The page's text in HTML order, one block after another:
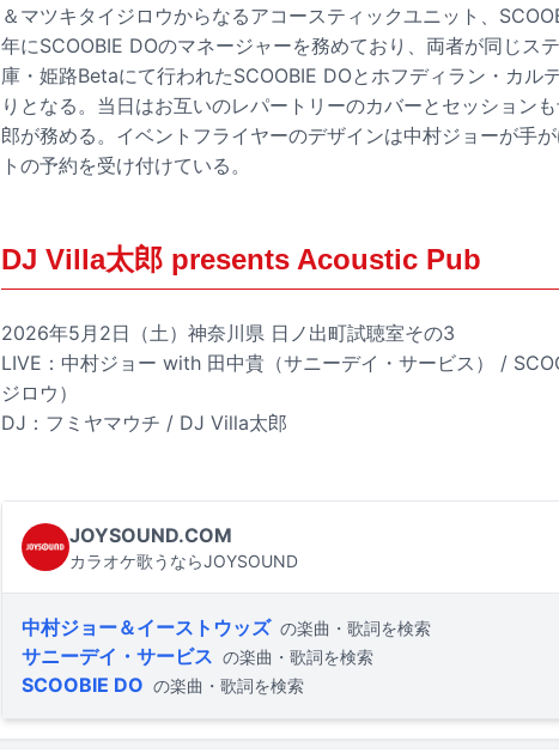
＆マツキタイジロウからなるアコースティックユニット、
年にSCOOBIE DOのマネージャーを務めており、両者が同じス
庫・姫路Betaにて行われたSCOOBIE DOとホフディラン・カル
りとなる。当日はお互いのレパートリーのカバーとセッション
郎が務める。イベントフライヤーのデザインは中村ジョーが手
トの予約を受け付けている。
DJ Villa太郎 presents Acoustic Pub
2026年5月2日（土）神奈川県 日ノ出町試聴室その3
LIVE：中村ジョー with 田中貴（サニーデイ・サービス） /
ジロウ）
DJ：フミヤマウチ / DJ Villa太郎
JOYSOUND.COM
カラオケ歌うならJOYSOUND
中村ジョー＆イーストウッズ の楽曲・歌詞を検索
サニーデイ・サービス の楽曲・歌詞を検索
SCOOBIE DO の楽曲・歌詞を検索